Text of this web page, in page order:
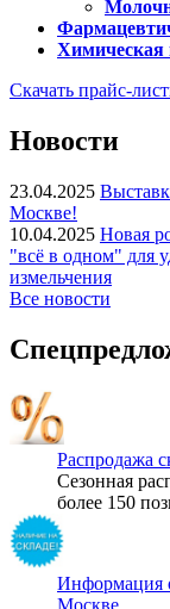
Скачать прайс-
Новости
23.04.2025
Москве!
10.04.2025 Новая
"всё в одном" для
измельчения
Все новости
Распродажа
Сезонная
более 150
Информация
Москве